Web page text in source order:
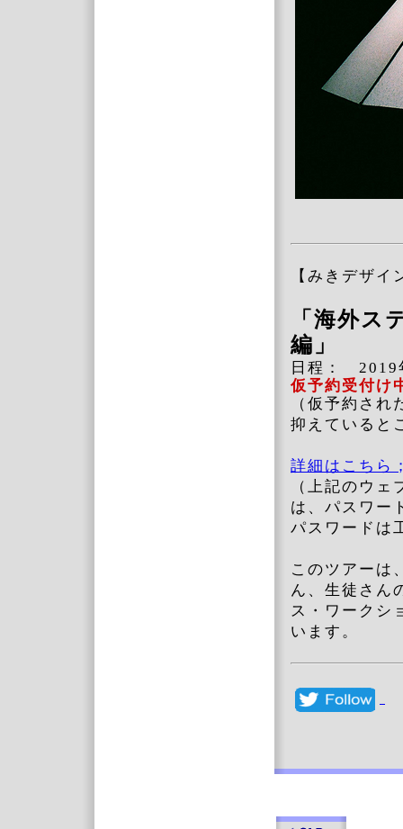
【みきデザ
「海外
編」
日程： 2019
仮予約受付け
（仮予約さ
抑えていると
詳細はこち
（上記のウ
は、パスワー
パスワードは
このツアーは
ん、生徒さん
ス・ワークシ
います。